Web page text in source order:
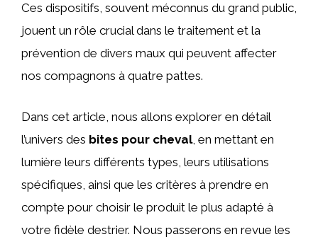
Ces dispositifs, souvent méconnus du grand public,
jouent un rôle crucial dans le traitement et la
prévention de divers maux qui peuvent affecter
nos compagnons à quatre pattes.
Dans cet article, nous allons explorer en détail
l’univers des bites pour cheval, en mettant en
lumière leurs différents types, leurs utilisations
spécifiques, ainsi que les critères à prendre en
compte pour choisir le produit le plus adapté à
votre fidèle destrier. Nous passerons en revue les